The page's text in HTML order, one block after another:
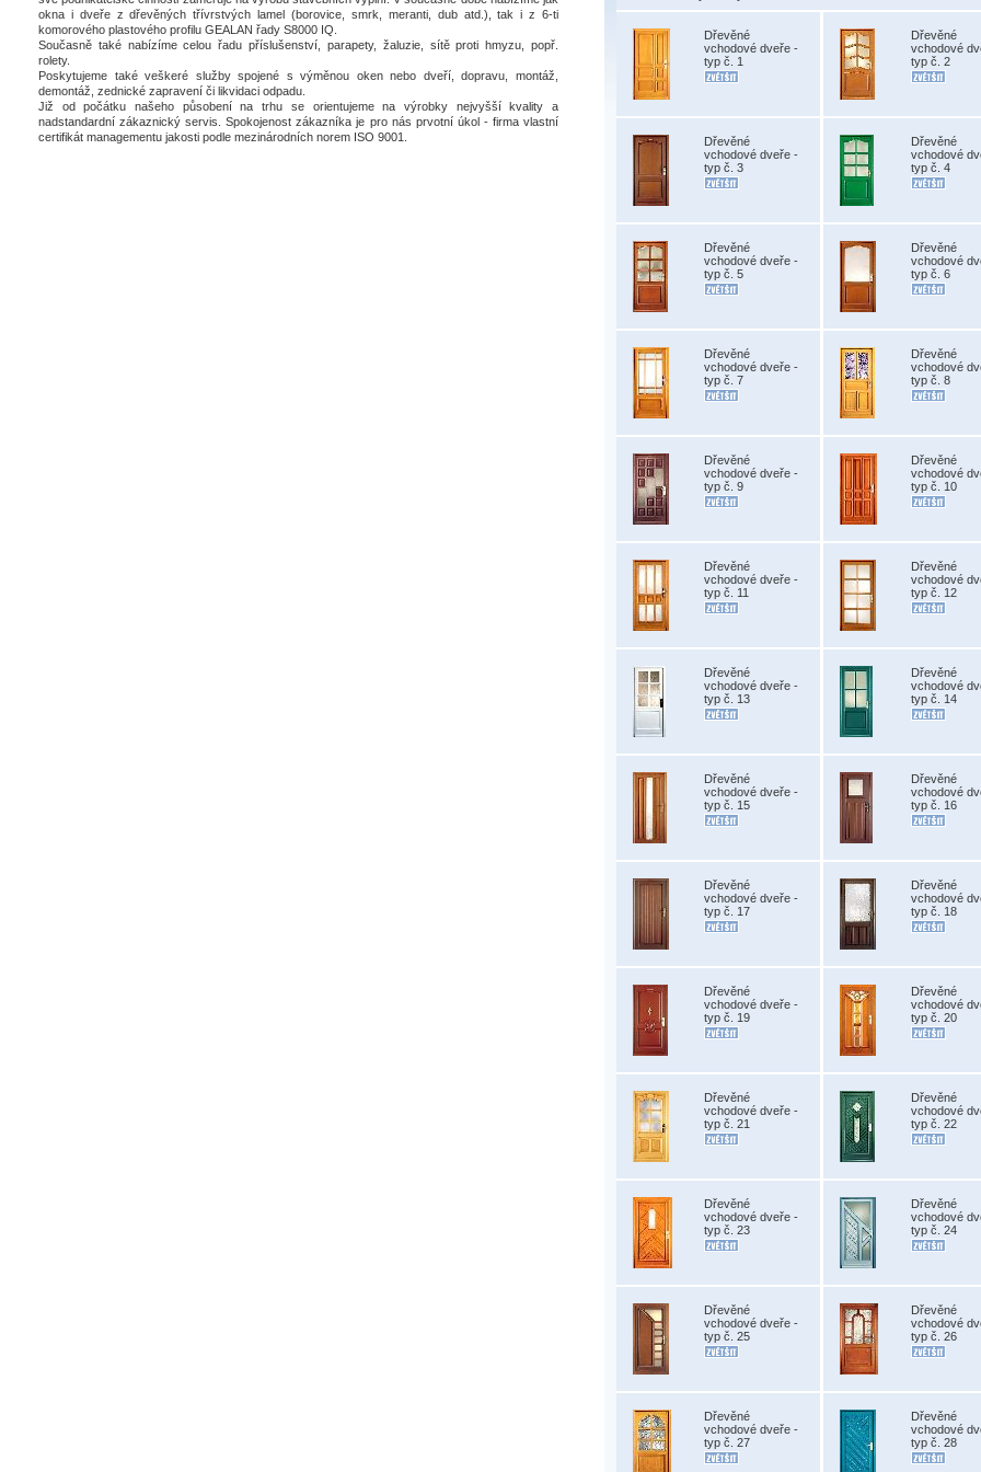
okna i dveře z dřevěných třívrstvých lamel (borovice, smrk, meranti, dub atd.), tak i z 6-ti
komorového plastového profilu GEALAN řady S8000 IQ.
Současně také nabízíme celou řadu příslušenství, parapety, žaluzie, sítě proti hmyzu, popř.
rolety.
Poskytujeme také veškeré služby spojené s výměnou oken nebo dveří, dopravu, montáž,
demontáž, zednické zapravení či likvidaci odpadu.
Již od počátku našeho působení na trhu se orientujeme na výrobky nejvyšší kvality a
nadstandardní zákaznický servis. Spokojenost zákazníka je pro nás prvotní úkol - firma vlastní
certifikát managementu jakosti podle mezinárodních norem ISO 9001.
Dřevěné
vchodové dveře -
typ č. 1
Dřevěné
vchodové
typ č. 2
Dřevěné
vchodové dveře -
typ č. 3
Dřevěné
vchodové
typ č. 4
Dřevěné
vchodové dveře -
typ č. 5
Dřevěné
vchodové
typ č. 6
Dřevěné
vchodové dveře -
typ č. 7
Dřevěné
vchodové
typ č. 8
Dřevěné
vchodové dveře -
typ č. 9
Dřevěné
vchodové
typ č. 10
Dřevěné
vchodové dveře -
typ č. 11
Dřevěné
vchodové
typ č. 12
Dřevěné
vchodové dveře -
typ č. 13
Dřevěné
vchodové
typ č. 14
Dřevěné
vchodové dveře -
typ č. 15
Dřevěné
vchodové
typ č. 16
Dřevěné
vchodové dveře -
typ č. 17
Dřevěné
vchodové
typ č. 18
Dřevěné
vchodové dveře -
typ č. 19
Dřevěné
vchodové
typ č. 20
Dřevěné
vchodové dveře -
typ č. 21
Dřevěné
vchodové
typ č. 22
Dřevěné
vchodové dveře -
typ č. 23
Dřevěné
vchodové
typ č. 24
Dřevěné
vchodové dveře -
typ č. 25
Dřevěné
vchodové
typ č. 26
Dřevěné
vchodové dveře -
typ č. 27
Dřevěné
vchodové
typ č. 28